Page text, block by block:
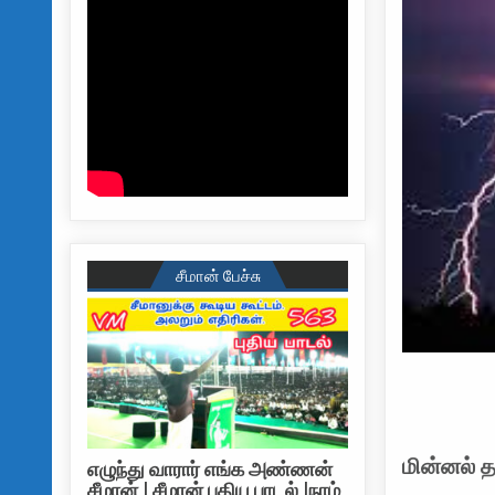
மின்னல்
சீமான் பேச்சு
எழுந்து வாரார் எங்க அண்ணன்
சீமான் | சீமான் புதிய பாடல் |நாம்